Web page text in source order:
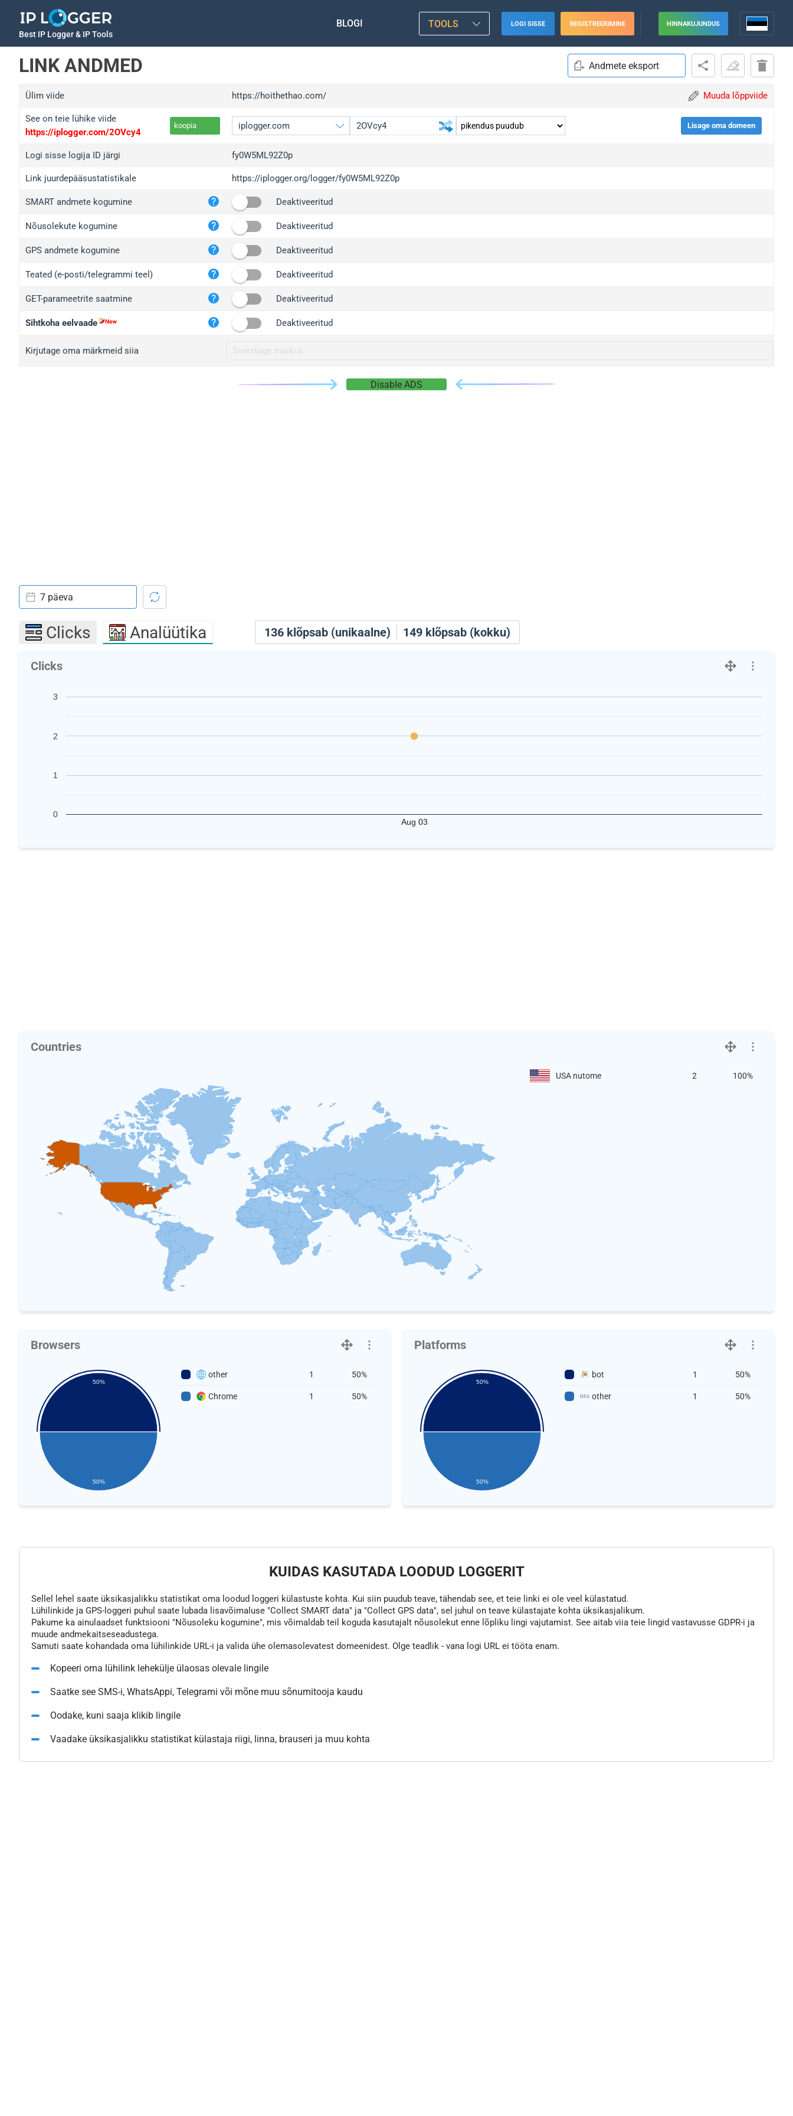
Best IP Logger & IP Tools
BLOGI TOOLS LOGI SISSE REGISTREERIMINE HINNAKUJUNDUS
LINK ANDMED Andmete eksport
Ülim viide https://hoithethao.com/ Muuda lõppviide
See on teie lühike viide
https://iplogger.com/2OVcy4
koopia
iplogger.org
wl.gl
ed.tc
iplogger.com
iplogger.co
2no.co
yip.su
iplogger.info
Lisage oma domeen
Logi sisse logija ID järgi fy0W5ML92Z0p
Link juurdepääsustatistikale https://iplogger.org/logger/fy0W5ML92Z0p
SMART andmete kogumine Deaktiveeritud
Nõusolekute kogumine Deaktiveeritud
GPS andmete kogumine Deaktiveeritud
Teated (e-posti/telegrammi teel) Deaktiveeritud
GET-parameetrite saatmine Deaktiveeritud
Sihtkoha eelvaade Deaktiveeritud
Kirjutage oma märkmeid siia
Disable ADS
136 klõpsab (unikaalne) 149 klõpsab (kokku)
7 päeva
Clicks Analüütika
Clicks
Aug 03
0
1
2
3
Countries
USA nutome 2 100%
Browsers
50%
50%
other 1 50%
Chrome 1 50%
Platforms
50%
50%
bot 1 50%
other 1 50%
KUIDAS KASUTADA LOODUD LOGGERIT
Sellel lehel saate üksikasjalikku statistikat oma loodud loggeri külastuste kohta. Kui siin puudub teave, tähendab see, et teie linki ei ole veel külastatud.
Lühilinkide ja GPS-loggeri puhul saate lubada lisavõimaluse "Collect SMART data" ja "Collect GPS data", sel juhul on teave külastajate kohta üksikasjalikum.
Pakume ka ainulaadset funktsiooni "Nõusoleku kogumine", mis võimaldab teil koguda kasutajalt nõusolekut enne lõpliku lingi vajutamist. See aitab viia teie lingid vastavusse GDPR-i ja
muude andmekaitseseadustega.
Samuti saate kohandada oma lühilinkide URL-i ja valida ühe olemasolevatest domeenidest. Olge teadlik - vana logi URL ei tööta enam.
Kopeeri oma lühilink lehekülje ülaosas olevale lingile
Saatke see SMS-i, WhatsAppi, Telegrami või mõne muu sõnumitooja kaudu
Oodake, kuni saaja klikib lingile
Vaadake üksikasjalikku statistikat külastaja riigi, linna, brauseri ja muu kohta